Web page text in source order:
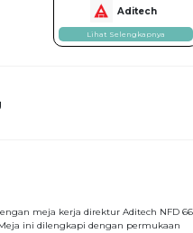
Aditech
Lihat Selengkapnya
meja kerja direktur Aditech NFD 66
ini dilengkapi dengan permukaan